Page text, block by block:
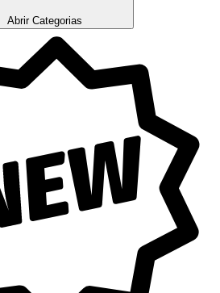
Abrir Categorias